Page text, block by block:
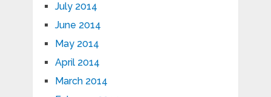
July 2014
June 2014
May 2014
April 2014
March 2014